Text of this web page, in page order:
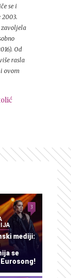
se i
2003.
zavoljela
Od
rasla
i ovom
mediji:
se
3